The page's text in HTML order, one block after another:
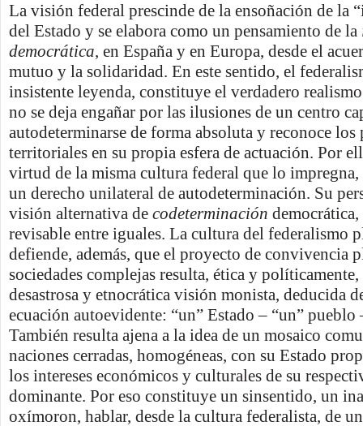
La visión federal prescinde de la ensoñación de la
del Estado y se elabora como un pensamiento de la
democrática, en España y en Europa, desde el
mutuo y la solidaridad. En este sentido, el
insistente leyenda, constituye el verdadero
no se deja engañar por las ilusiones de un centro
autodeterminarse de forma absoluta y reconoce los
territoriales en su propia esfera de actuación. Por
virtud de la misma cultura federal que lo impregna,
un derecho unilateral de autodeterminación. Su
visión alternativa de codeterminación democrática,
revisable entre iguales. La cultura del federalismo
defiende, además, que el proyecto de convivencia
sociedades complejas resulta, ética y
desastrosa y etnocrática visión monista, deducida
ecuación autoevidente: “un” Estado – “un” pueblo
También resulta ajena a la idea de un mosaico
naciones cerradas, homogéneas, con su Estado
los intereses económicos y culturales de su
dominante. Por eso constituye un sinsentido, un
oxímoron, hablar, desde la cultura federalista, de